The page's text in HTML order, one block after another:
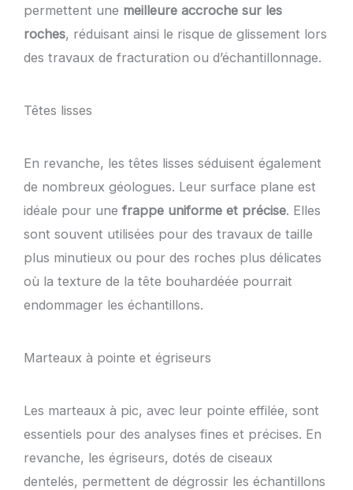
permettent une meilleure accroche sur les
roches, réduisant ainsi le risque de glissement lors
des travaux de fracturation ou d’échantillonnage.
Têtes lisses
En revanche, les têtes lisses séduisent également
de nombreux géologues. Leur surface plane est
idéale pour une frappe uniforme et précise. Elles
sont souvent utilisées pour des travaux de taille
plus minutieux ou pour des roches plus délicates
où la texture de la tête bouhardéée pourrait
endommager les échantillons.
Marteaux à pointe et égriseurs
Les marteaux à pic, avec leur pointe effilée, sont
essentiels pour des analyses fines et précises. En
revanche, les égriseurs, dotés de ciseaux
dentelés, permettent de dégrossir les échantillons